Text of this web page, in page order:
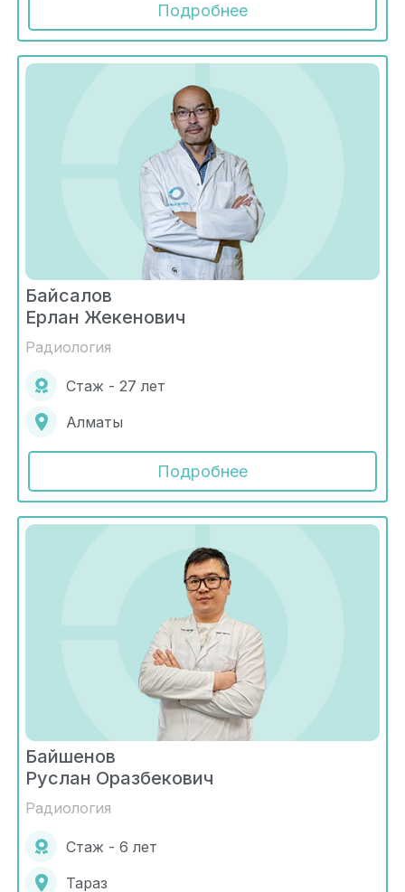
Подробнее
Байсалов
Ерлан Жекенович
Радиология
Стаж - 27 лет
Алматы
Подробнее
Байшенов
Руслан Оразбекович
Радиология
Стаж - 6 лет
Тараз